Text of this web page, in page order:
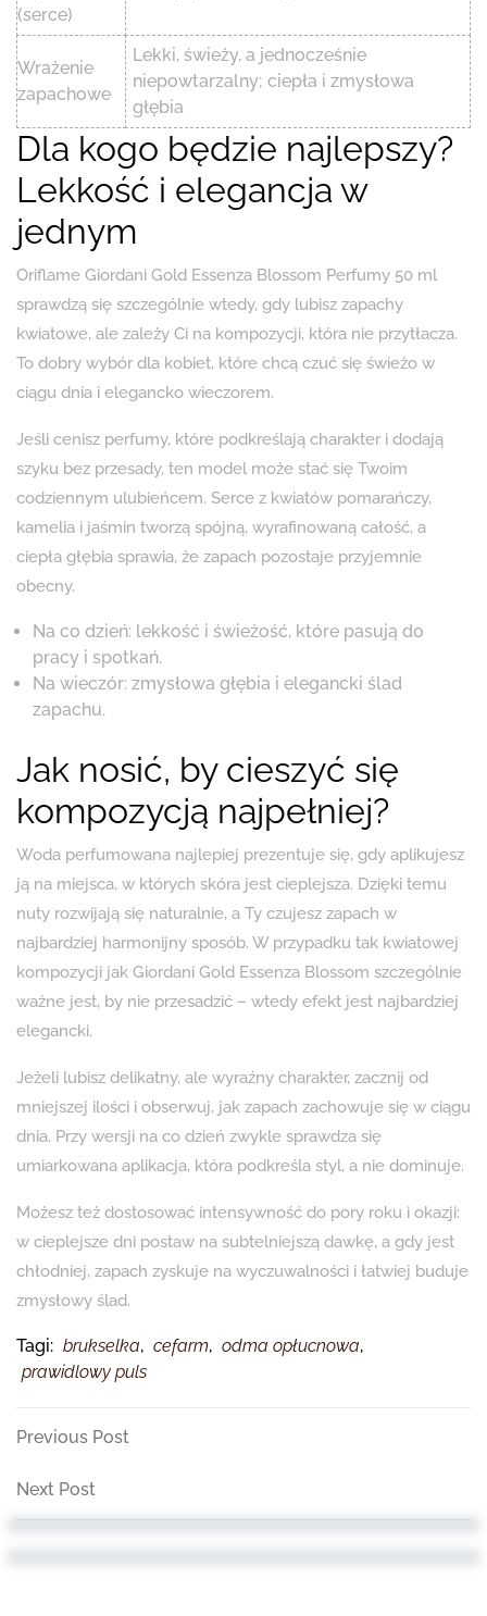
(serce)
Wrażenie
zapachowe
Lekki, świeży, a jednocześnie
niepowtarzalny; ciepła i zmysłowa
głębia
Dla kogo będzie najlepszy?
Lekkość i elegancja w
jednym
Oriflame Giordani Gold Essenza Blossom Perfumy 50 ml
sprawdzą się szczególnie wtedy, gdy lubisz zapachy
kwiatowe, ale zależy Ci na kompozycji, która nie przytłacza.
To dobry wybór dla kobiet, które chcą czuć się świeżo w
ciągu dnia i elegancko wieczorem.
Jeśli cenisz perfumy, które podkreślają charakter i dodają
szyku bez przesady, ten model może stać się Twoim
codziennym ulubieńcem. Serce z kwiatów pomarańczy,
kamelia i jaśmin tworzą spójną, wyrafinowaną całość, a
ciepła głębia sprawia, że zapach pozostaje przyjemnie
obecny.
Na co dzień: lekkość i świeżość, które pasują do
pracy i spotkań.
Na wieczór: zmysłowa głębia i elegancki ślad
zapachu.
Jak nosić, by cieszyć się
kompozycją najpełniej?
Woda perfumowana najlepiej prezentuje się, gdy aplikujesz
ją na miejsca, w których skóra jest cieplejsza. Dzięki temu
nuty rozwijają się naturalnie, a Ty czujesz zapach w
najbardziej harmonijny sposób. W przypadku tak kwiatowej
kompozycji jak Giordani Gold Essenza Blossom szczególnie
ważne jest, by nie przesadzić – wtedy efekt jest najbardziej
elegancki.
Jeżeli lubisz delikatny, ale wyraźny charakter, zacznij od
mniejszej ilości i obserwuj, jak zapach zachowuje się w ciągu
dnia. Przy wersji na co dzień zwykle sprawdza się
umiarkowana aplikacja, która podkreśla styl, a nie dominuje.
Możesz też dostosować intensywność do pory roku i okazji:
w cieplejsze dni postaw na subtelniejszą dawkę, a gdy jest
chłodniej, zapach zyskuje na wyczuwalności i łatwiej buduje
zmysłowy ślad.
Tagi: brukselka, cefarm, odma opłucnowa,
prawidlowy puls
Nawigacja
wpisu
Previous
Previous Post
Next
Post
Next Post